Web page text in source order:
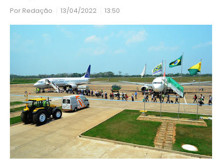
Por Redação 13/04/2022 13:50